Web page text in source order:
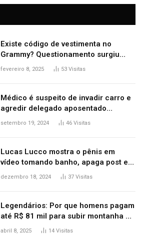
Existe código de vestimenta no
Grammy? Questionamento surgiu
após Bianca Censori, mulher de
fevereiro 8, 2025 53 Visitas
Médico é suspeito de invadir carro e
agredir delegado aposentado
durante confusão no trânsito
setembro 19, 2024 46 Visitas
Lucas Lucco mostra o pênis em
vídeo tomando banho, apaga post e
diz ‘foi mal’
dezembro 18, 2024 37 Visitas
Legendários: Por que homens pagam
até R$ 81 mil para subir montanha e
melhorar casamento?
abril 8, 2025 14 Visitas